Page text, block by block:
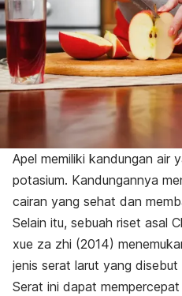
Apel memiliki kandungan air
potasium. Kandungannya
cairan yang sehat dan
Selain itu, sebuah riset asal
xue za zhi (2014)
jenis serat larut yang disebut
Serat ini dapat